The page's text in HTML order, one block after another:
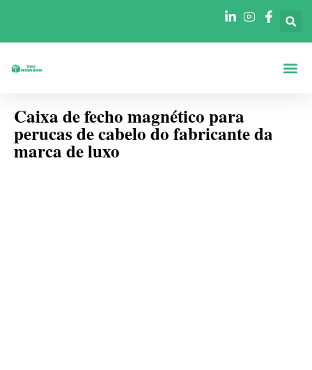
Caixa de fecho magnético para
perucas de cabelo do fabricante da
marca de luxo